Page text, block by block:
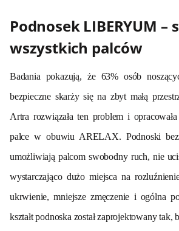
Podnosek LIBERYUM –
wszystkich palców
Badania pokazują, że 63% osób
bezpieczne skarży się na zbyt małą
Artra rozwiązała ten problem i
palce w obuwiu ARELAX. Podnoski
umożliwiają palcom swobodny ruch, nie
wystarczająco dużo miejsca na
ukrwienie, mniejsze zmęczenie i ogólna
kształt podnoska został zaprojektowany tak,